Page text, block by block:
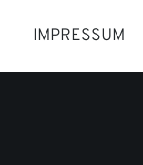
IMPRESSUM